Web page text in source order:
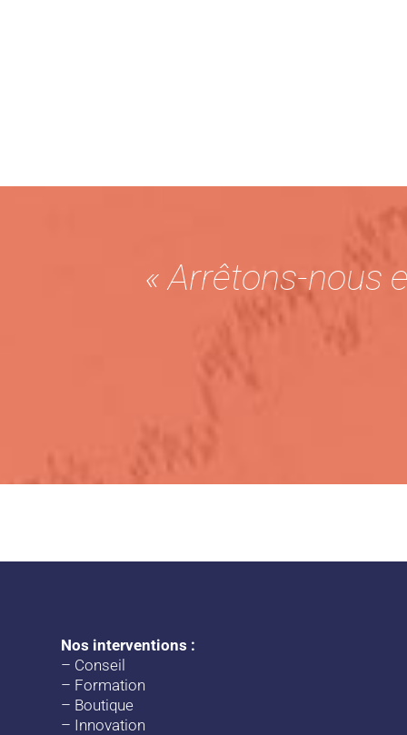
« Arrêtons-nous
Nos interventions :
– Conseil
– Formation
– Boutique
– Innovation